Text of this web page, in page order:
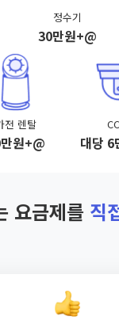
정수기
30만원+@
전 렌탈
원+@ 대당 6
요금제를 직